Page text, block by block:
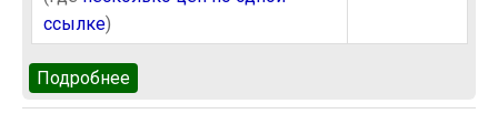
ссылке)
Подробнее